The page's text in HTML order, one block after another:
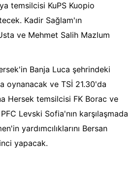
temsilcisi KuPS Kuopio
Kadir Sağlam'ın
Usta ve Mehmet Salih Mazlum
Banja Luca şehrindeki
oynanacak ve TSİ 21.30'da
Hersek temsilcisi FK Borac ve
Levski Sofia'nın karşılaşmada
yardımcılıklarını Bersan
yapacak.